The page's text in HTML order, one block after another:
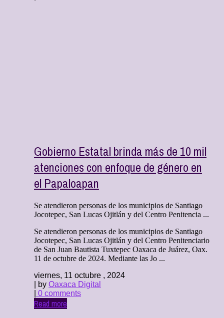
Gobierno Estatal brinda más de 10 mil
atenciones con enfoque de género en
el Papaloapan
Se atendieron personas de los municipios de Santiago
Jocotepec, San Lucas Ojitlán y del Centro Penitencia ...
Se atendieron personas de los municipios de Santiago
Jocotepec, San Lucas Ojitlán y del Centro Penitenciario
de San Juan Bautista Tuxtepec Oaxaca de Juárez, Oax.
11 de octubre de 2024. Mediante las Jo ...
viernes, 11 octubre , 2024
| by Oaxaca Digital
0 comments
Read more